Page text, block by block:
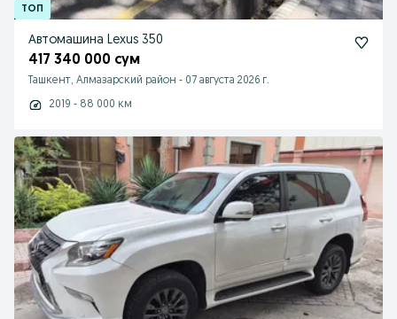
Автомашина Lexus 350
417 340 000 сум
Ташкент, Алмазарский район - 07 августа 2026 г.
2019 - 88 000 км